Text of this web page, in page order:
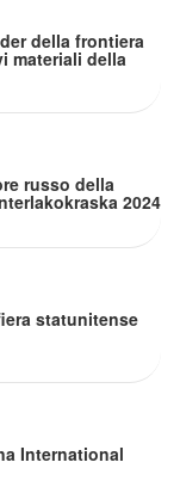
della frontiera
materiali della
russo della
2024
statunitense
International